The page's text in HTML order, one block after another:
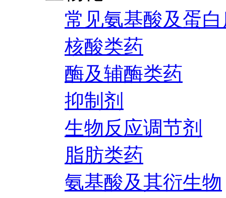
常见氨基酸及蛋
核酸类药
酶及辅酶类药
抑制剂
生物反应调节剂
脂肪类药
氨基酸及其衍生物